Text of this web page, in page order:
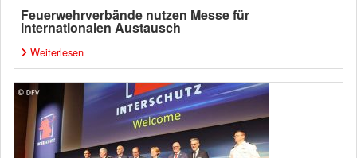
Feuerwehrverbände nutzen Messe für
internationalen Austausch
Weiterlesen